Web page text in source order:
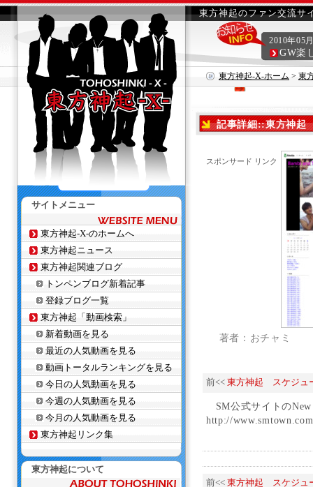
東方神起のファン交流サ
東方神起-X-ホーム > 東
2010年05
GW楽
記事詳細::東方神
スポンサード リンク
著者：おチャミ
前<< 東方神起 スケジュ
SM公式サイトの
http://
前<< 東方神起 スケジュ
サイトメニュー
東方神起-X-のホームへ
東方神起ニュース
東方神起関連ブログ
トンペンブログ新着記事
登録ブログ一覧
東方神起「動画検索」
新着動画を見る
最近の人気動画を見る
動画トータルランキングを見る
今日の人気動画を見る
今週の人気動画を見る
今月の人気動画を見る
東方神起リンク集
東方神起について